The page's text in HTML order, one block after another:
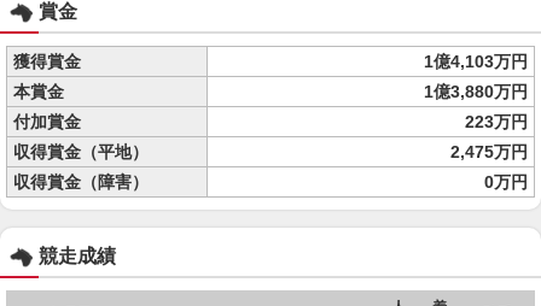
賞金
獲得賞金
1億4,103万円
本賞金
1億3,880万円
付加賞金
223万円
収得賞金（平地）
2,475万円
収得賞金（障害）
0万円
競走成績